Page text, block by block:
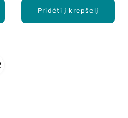
Pridėti į krepšelį